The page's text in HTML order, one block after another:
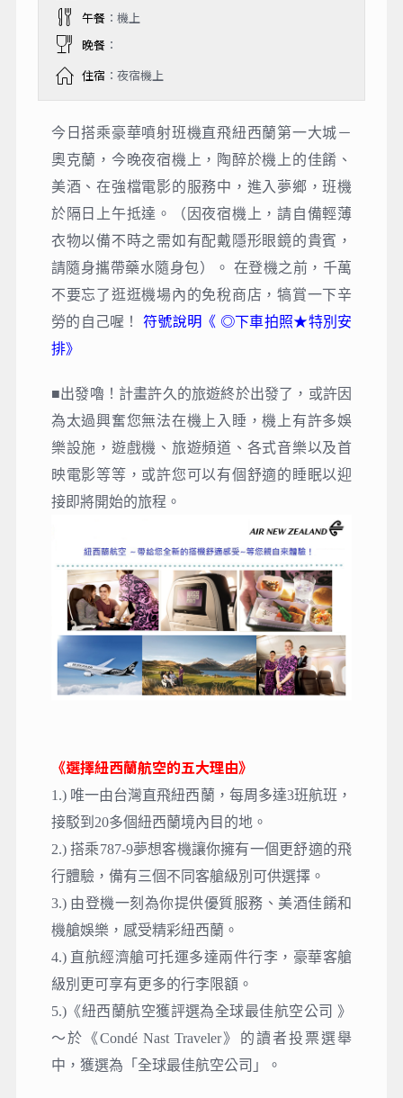
午餐：機上
晚餐：
住宿 ：夜宿機上
今日搭乘豪華噴射班機直飛紐西蘭第一大城－
奧克蘭，今晚夜宿機上，陶醉於機上的佳餚、
美酒、在強檔電影的服務中，進入夢鄉，班機
於隔日上午抵達。（因夜宿機上，請自備輕薄
衣物以備不時之需如有配戴隱形眼鏡的貴賓，
請隨身攜帶藥水隨身包）。 在登機之前，千萬
不要忘了逛逛機場內的免稅商店，犒賞一下辛
勞的自己喔！
符號說明《 ◎下車拍照★特別安
排》
■出發嚕！計畫許久的旅遊終於出發了，或許因
為太過興奮您無法在機上入睡，機上有許多娛
樂設施，遊戲機、旅遊頻道、各式音樂以及首
映電影等等，或許您可以有個舒適的睡眠以迎
接即將開始的旅程。
《選擇紐西蘭航空的五大理由》
1.) 唯一由台灣直飛紐西蘭，每周多達3班航班，
接駁到20多個紐西蘭境內目的地。
2.) 搭乘787-9夢想客機讓你擁有一個更舒適的飛
行體驗，備有三個不同客艙級別可供選擇。
3.) 由登機一刻為你提供優質服務、美酒佳餚和
機艙娛樂，感受精彩紐西蘭。
4.) 直航經濟艙可托運多達兩件行李，豪華客艙
級別更可享有更多的行李限額。
5.)《紐西蘭航空獲評選為全球最佳航空公司 》
～於《Condé Nast Traveler》的讀者投票選舉
中，獲選為「全球最佳航空公司」。